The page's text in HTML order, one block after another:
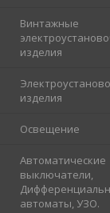
Винтажные
изделия
изделия
Освещение
Автоматические
выключатели,
автоматы, УЗО.